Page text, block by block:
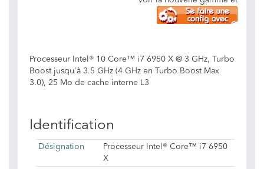
Processeur Intel® 10 Core™ i7 6950 X @ 3 GHz, Turbo
Boost jusqu'à 3.5 GHz (4 GHz en Turbo Boost Max
3.0), 25 Mo de cache interne L3
Identification
Désignation
Processeur Intel® Core™ i7 6950
X